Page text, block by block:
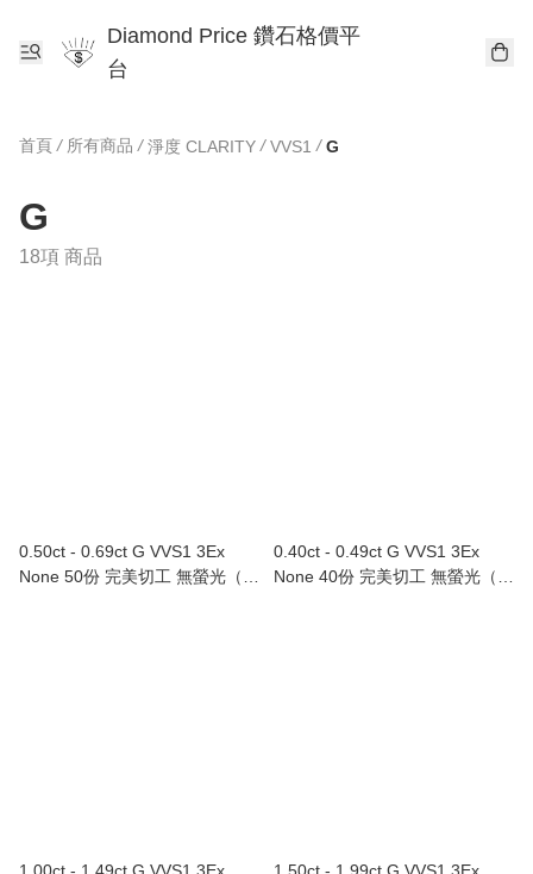
Diamond Price 鑽石格價平
台
首頁 / 所有商品 / 淨度 CLARITY / VVS1 / G
G
18項 商品
0.50ct - 0.69ct G VVS1 3Ex
None 50份 完美切工 無螢光（附
0.40ct - 0.49ct G VVS1 3Ex
None 40份 完美切工 無螢光（附
1.00ct - 1.49ct G VVS1 3Ex
1.50ct - 1.99ct G VVS1 3Ex